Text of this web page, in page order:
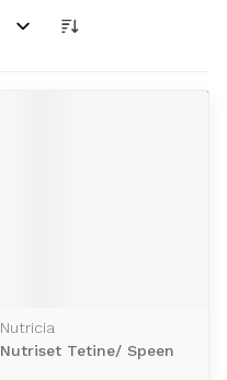
Nutricia
Nutriset Tetine/ Speen